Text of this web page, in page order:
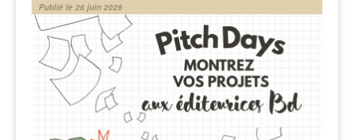
Publié le 26 juin 2026